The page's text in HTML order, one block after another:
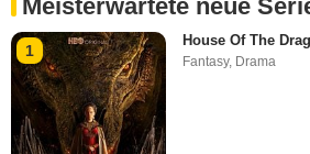
Meisterwartete neue
1
House Of The
Fantasy, Drama